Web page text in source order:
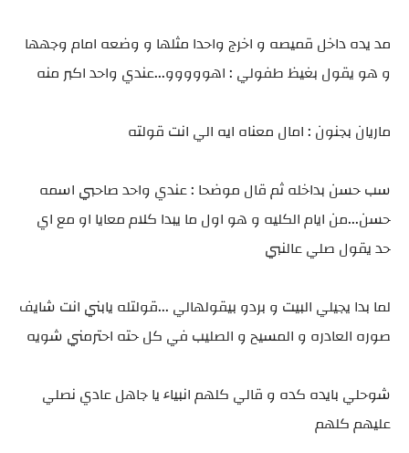
مد يده داخل قميصه و اخرج واحدا مثلها و وضعه امام وجهها
و هو يقول بغيظ طفولي : اهووووو...عندي واحد اكبر منه
ماريان بجنون : امال معناه ايه الي انت قولته
سب حسن بداخله ثم قال موضحا : عندي واحد صاحبي اسمه
حسن...من ايام الكليه و هو اول ما يبدا كلام معايا او مع اي
حد يقول صلي عالنبي
لما بدا يجيلي البيت و بردو بيقولهالي ...قولتله يابني انت شايف
صوره العادره و المسيح و الصليب في كل حته احترمني شويه
شوحلي بايده كده و قالي كلهم انبياء يا جاهل عادي نصلي
عليهم كلهم